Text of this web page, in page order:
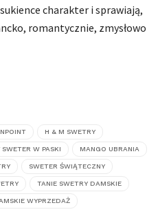
charakter i sprawiają,
romantycznie, zmysłowo
H & M SWETRY
W PASKI MANGO UBRANIA
SWETER ŚWIĄTECZNY
TANIE SWETRY DAMSKIE
WYPRZEDAŻ